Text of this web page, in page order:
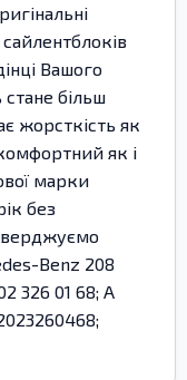
Вашого
більш
жорсткість як
як і
марки
без
Benz 208
326 01 68; A